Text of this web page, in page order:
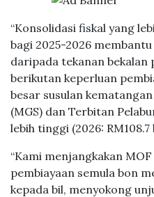
“Konsolidasi fiskal yang
bagi 2025-2026
daripada tekanan bekalan
berikutan keperluan
besar susulan
(MGS) dan Terbitan
lebih tinggi (2026:
“Kami menjangkakan
pembiayaan semula bon
kepada bil, menyokong